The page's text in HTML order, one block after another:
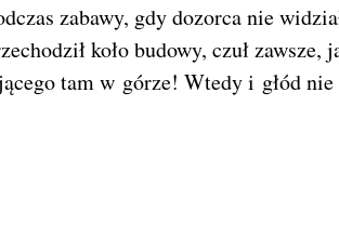
zabawy, gdy dozorca nie
koło budowy, czuł zawsze,
tam w górze! Wtedy i głód nie